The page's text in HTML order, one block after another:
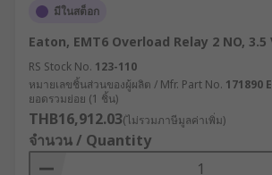
มีในสต็อก
Eaton, EMT6 Overload Relay 2 NO, 3.5
RS Stock No. 123-110
หมายเลขชิ้นส่วนของผู้ผลิต / Mfr. Part No. 171890
ยอดรวมย่อย (1 ชิ้น)
THB16,912.03(ไม่รวมภาษีมูลค่าเพิ่ม)
จำนวน / Quantity